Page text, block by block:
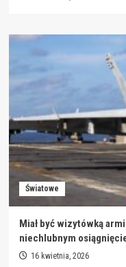
Światowe
Miał być wizytówką
niechlubnym
16 kwietnia, 2026